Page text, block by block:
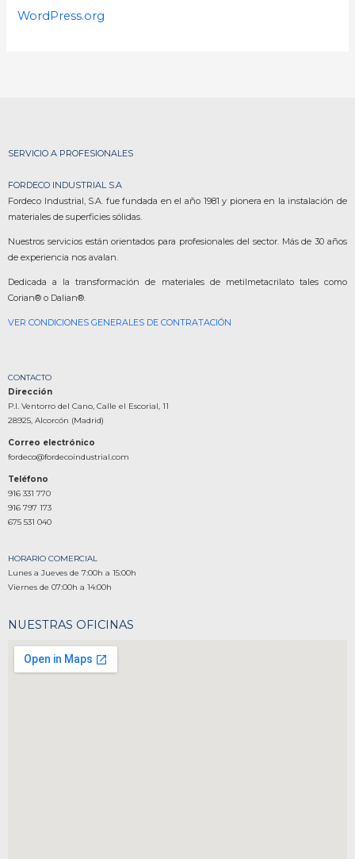
WordPress.org
SERVICIO A PROFESIONALES
FORDECO INDUSTRIAL S.A
Fordeco Industrial, S.A. fue fundada en el año 1981 y pionera en la instalación de
materiales de superficies sólidas.
Nuestros servicios están orientados para profesionales del sector. Más de 30 años
de experiencia nos avalan.
Dedicada a la transformación de materiales de metilmetacrilato tales como
Corian® o Dalian®.
VER CONDICIONES GENERALES DE CONTRATACIÓN
CONTACTO
Dirección
P.I. Ventorro del Cano, Calle el Escorial, 11
28925, Alcorcón (Madrid)
Correo electrónico
fordeco@fordecoindustrial.com
Teléfono
916 331 770
916 797 173
675 531 040
HORARIO COMERCIAL
Lunes a Jueves de 7:00h a 15:00h
Viernes de 07:00h a 14:00h
NUESTRAS OFICINAS